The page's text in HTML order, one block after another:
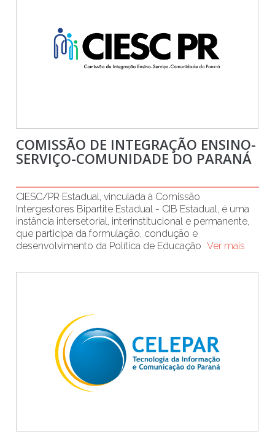
COMISSÃO DE INTEGRAÇÃO ENSINO-
SERVIÇO-COMUNIDADE DO PARANÁ
CIESC/PR Estadual, vinculada à Comissão
Intergestores Bipartite Estadual - CIB Estadual, é uma
instância intersetorial, interinstitucional e permanente,
que participa da formulação, condução e
desenvolvimento da Política de Educação Ver mais